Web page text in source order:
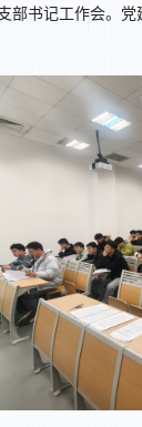
部书记工作会。